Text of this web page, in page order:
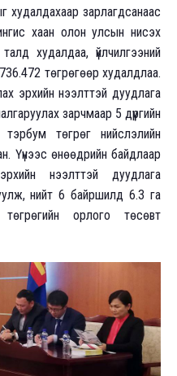
худалдахаар зарлагдсанаас
хаан олон улсын нисэх
худалдаа, үйлчилгээний
төгрөгөөр худалдлаа.
эрхийн нээлттэй дуудлага
зарчмаар 5 дүүргийн
төгрөг нийслэлийн
Үүнээс өнөөдрийн байдлаар
нээлттэй дуудлага
нийт 6 байршилд 6.3 га
орлого төсөвт